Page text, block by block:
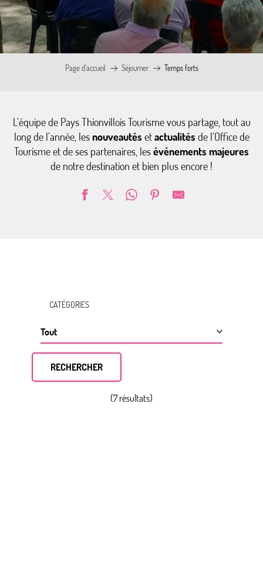
Page d’accueil Séjourner Temps forts
L’équipe de Pays Thionvillois Tourisme vous partage, tout au
long de l’année, les nouveautés etactualités de l’Office de
Tourisme et de ses partenaires, lesévénements majeures
de notre destination et bien plus encore !
CATÉGORIES
(7 résultats)